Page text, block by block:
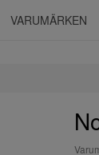
VARUMÄRKEN